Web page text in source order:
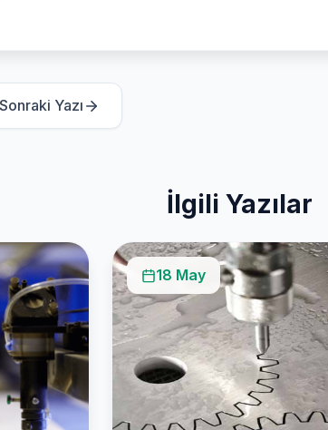
Sonraki Yazı
İlgili Yazılar
18 May